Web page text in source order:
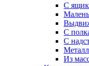
С
С
С
Из